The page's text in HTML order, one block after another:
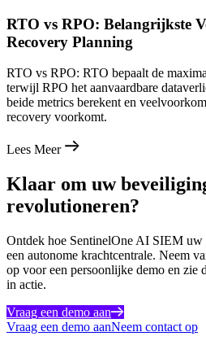
RTO vs RPO: Belangrijkste
Recovery Planning
RTO vs RPO: RTO bepaalt de
terwijl RPO het aanvaardbare
beide metrics berekent en
recovery voorkomt.
Lees Meer
Klaar om uw
revolutioneren?
Ontdek hoe SentinelOne AI SIEM uw
een autonome krachtcentrale. Neem
op voor een persoonlijke demo en zie
in actie.
Vraag een demo aan
Vraag een demo aanNeem contact op